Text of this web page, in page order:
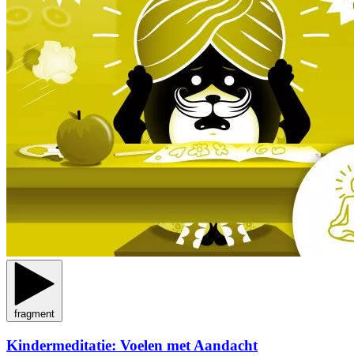
fragment
Kindermeditatie: Voelen met Aandacht